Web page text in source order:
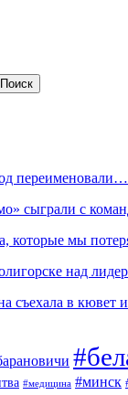
переименовали…
сыграли с
которые мы
над
съехала в кювет
#медицина #минск